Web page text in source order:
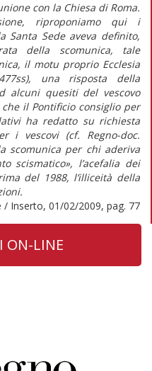
con la Chiesa di Roma.
riproponiamo qui i
Sede aveva definito,
della scomunica, tale
il motu proprio Ecclesia
una risposta della
alcuni quesiti del vescovo
il Pontificio consiglio per
ha redatto su richiesta
i vescovi (cf. Regno-doc.
scomunica per chi aderiva
scismatico», l’acefalia dei
del 1988, l’illiceità della
Inserto, 01/02/2009, pag. 77
ON-LINE